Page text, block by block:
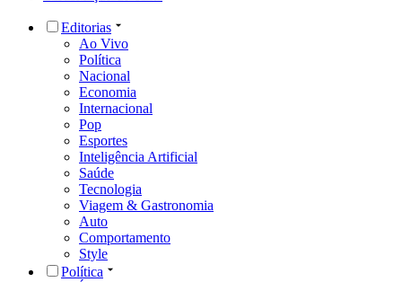
Editorias
Ao Vivo
Política
Nacional
Economia
Internacional
Pop
Esportes
Inteligência Artificial
Saúde
Tecnologia
Viagem & Gastronomia
Auto
Comportamento
Style
Política